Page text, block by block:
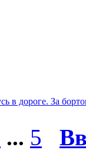
дороге. За
... 5